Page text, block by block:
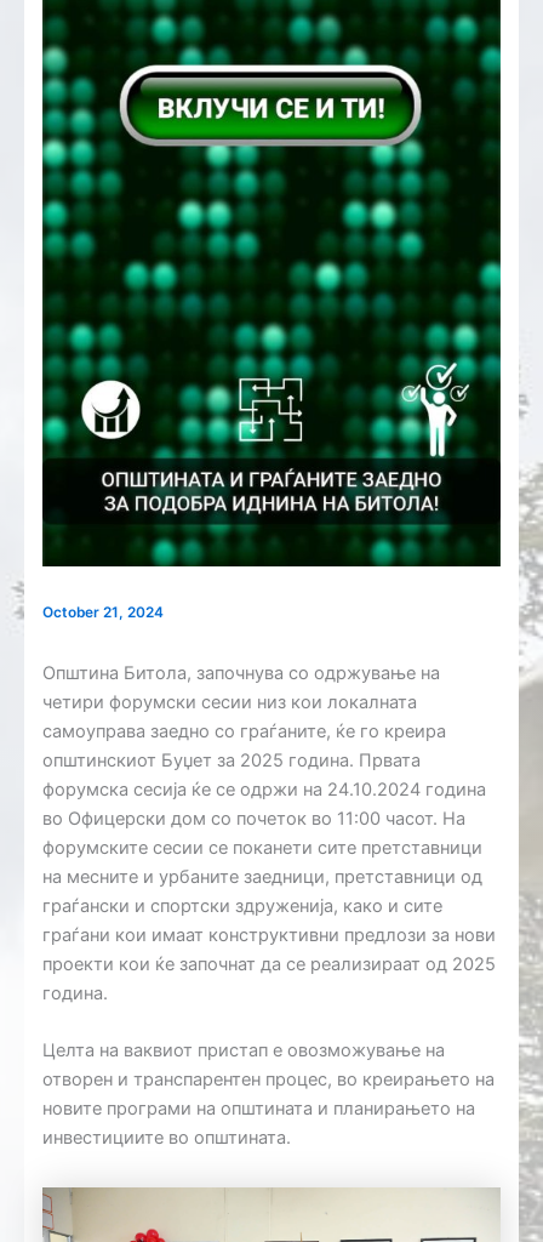
October 21, 2024
Општина Битола, започнува со одржување на
четири форумски сесии низ кои локалната
самоуправа заедно со граѓаните, ќе го креира
општинскиот Буџет за 2025 година. Првата
форумска сесија ќе се одржи на 24.10.2024 година
во Офицерски дом со почеток во 11:00 часот. На
форумските сесии се поканети сите претставници
на месните и урбаните заедници, претставници од
граѓански и спортски здруженија, како и сите
граѓани кои имаат конструктивни предлози за нови
проекти кои ќе започнат да се реализираат од 2025
година.
Целта на ваквиот пристап е овозможување на
отворен и транспарентен процес, во креирањето на
новите програми на општината и планирањето на
инвестициите во општината.